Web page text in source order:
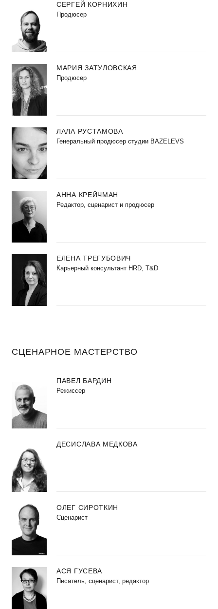
СЕРГЕЙ КОРНИХИН
Продюсер
МАРИЯ ЗАТУЛОВСКАЯ
Продюсер
ЛАЛА РУСТАМОВА
Генеральный продюсер студии BAZELEVS
АННА КРЕЙЧМАН
Редактор, сценарист и продюсер
ЕЛЕНА ТРЕГУБОВИЧ
Карьерный консультант HRD, T&D
СЦЕНАРНОЕ МАСТЕРСТВО
ПАВЕЛ БАРДИН
Режиссер
ДЕСИСЛАВА МЕДКОВА
ОЛЕГ СИРОТКИН
Сценарист
АСЯ ГУСЕВА
Писатель, сценарист, редактор